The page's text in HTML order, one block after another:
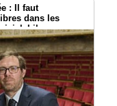
: Il faut
dans les